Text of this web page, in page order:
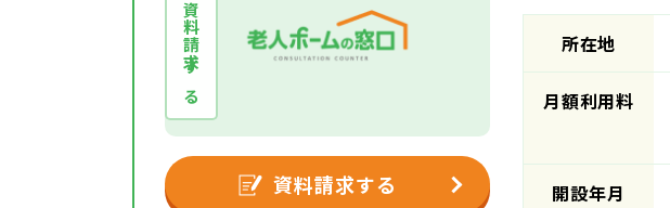
資料請求する
資料請求する
所在地
月額利用料
開設年月